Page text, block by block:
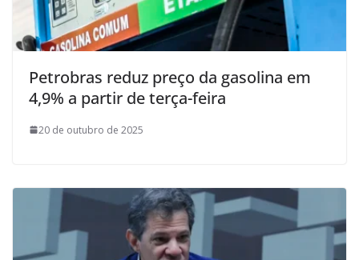
Petrobras reduz preço da gasolina em
4,9% a partir de terça-feira
20 de outubro de 2025